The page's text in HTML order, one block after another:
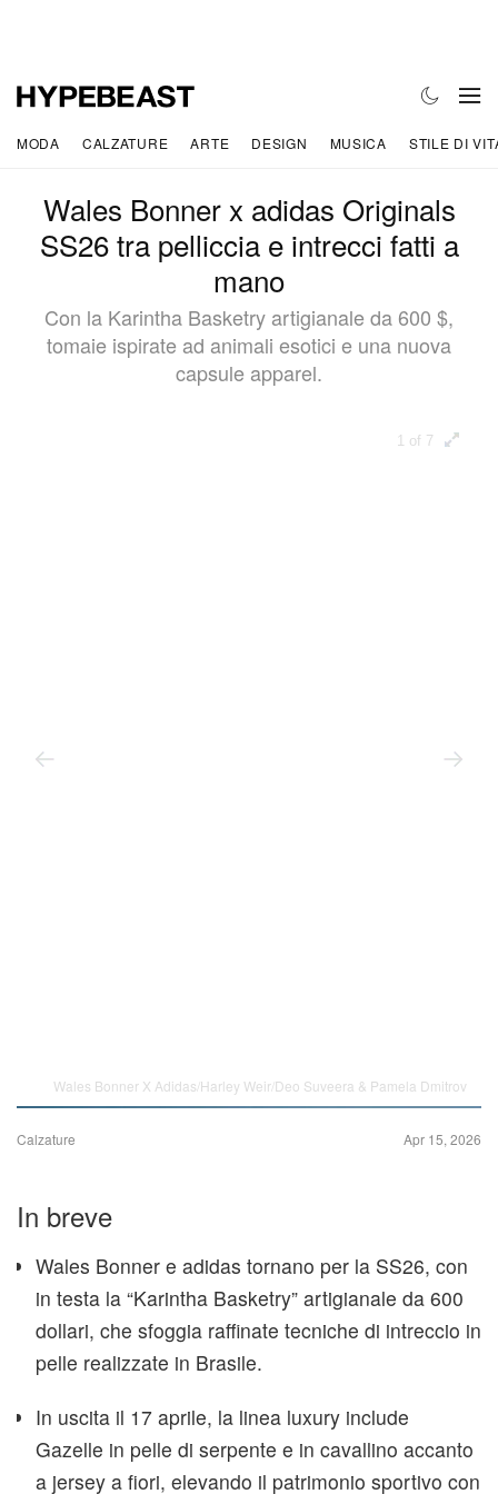
MODA CALZATURE ARTE DESIGN MUSICA STILE DI
Wales Bonner x adidas Originals
SS26 tra pelliccia e intrecci fatti a
mano
Con la Karintha Basketry artigianale da 600 $,
tomaie ispirate ad animali esotici e una nuova
capsule apparel.
1 of 7
Wales Bonner X Adidas/Harley Weir/Deo Suveera & Pamela Dmitrov
Calzature Apr 15, 2026
In breve
Wales Bonner e adidas tornano per la SS26, con
in testa la “Karintha Basketry” artigianale da 600
dollari, che sfoggia raffinate tecniche di intreccio in
pelle realizzate in Brasile.
In uscita il 17 aprile, la linea luxury include
Gazelle in pelle di serpente e in cavallino accanto
a jersey a fiori, elevando il patrimonio sportivo con